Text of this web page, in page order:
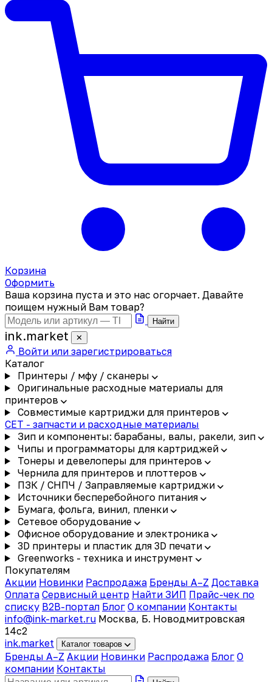
Корзина
Оформить
Ваша корзина пуста и это нас огорчает. Давайте
поищем нужный Вам товар?
Найти
ink.market ✕
Войти или зарегистрироваться
Каталог
Принтеры / мфу / сканеры
Оригинальные расходные материалы для
принтеров
Совместимые картриджи для принтеров
CET - запчасти и расходные материалы
Зип и компоненты: барабаны, валы, ракели, зип
Чипы и программаторы для картриджей
Тонеры и девелоперы для принтеров
Чернила для принтеров и плоттеров
ПЗК / СНПЧ / Заправляемые картриджи
Источники бесперебойного питания
Бумага, фольга, винил, пленки
Сетевое оборудование
Офисное оборудование и электроника
3D принтеры и пластик для 3D печати
Greenworks - техника и инструмент
Покупателям
Акции Новинки Распродажа Бренды A–Z Доставка
Оплата Сервисный центр Найти ЗИП Прайс-чек по
списку B2B-портал Блог О компании Контакты
info@ink-market.ru Москва, Б. Новодмитровская
14с2
ink.market Каталог товаров
Бренды A–Z Акции Новинки Распродажа Блог О
компании Контакты